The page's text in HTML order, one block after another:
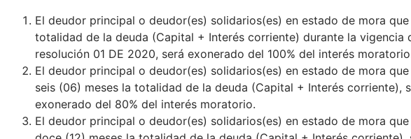
El deudor principal o deudor(es) solidarios(es) en estado de mora
totalidad de la deuda (Capital + Interés corriente) durante la vigencia
resolución 01 DE 2020, será exonerado del 100% del interés
El deudor principal o deudor(es) solidarios(es) en estado de mora
seis (06) meses la totalidad de la deuda (Capital + Interés corriente),
exonerado del 80% del interés moratorio.
El deudor principal o deudor(es) solidarios(es) en estado de mora